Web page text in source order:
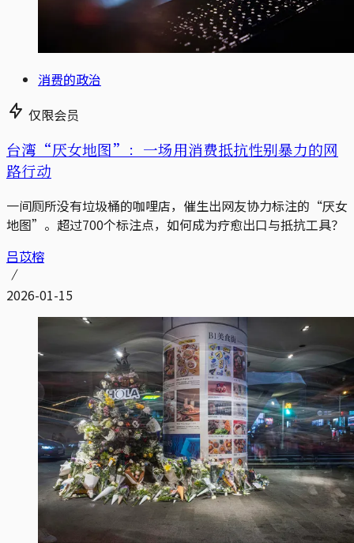
消费的政治
仅限会员
台湾“厌女地图”：一场用消费抵抗性别暴力的网
路行动
一间厕所没有垃圾桶的咖哩店，催生出网友协力标注的“厌女
地图”。超过700个标注点，如何成为疗愈出口与抵抗工具？
吕苡榕
2026-01-15